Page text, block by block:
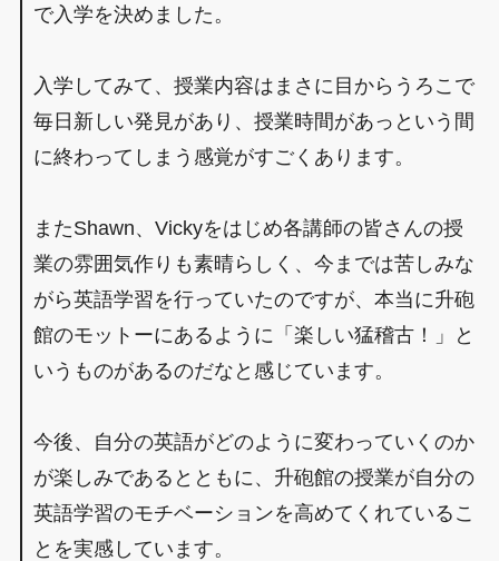
で入学を決めました。
入学してみて、授業内容はまさに目からうろこで
毎日新しい発見があり、授業時間があっという間
に終わってしまう感覚がすごくあります。
またShawn、Vickyをはじめ各講師の皆さんの授
業の雰囲気作りも素晴らしく、今までは苦しみな
がら英語学習を行っていたのですが、本当に升砲
館のモットーにあるように「楽しい猛稽古！」と
いうものがあるのだなと感じています。
今後、自分の英語がどのように変わっていくのか
が楽しみであるとともに、升砲館の授業が自分の
英語学習のモチベーションを高めてくれているこ
とを実感しています。